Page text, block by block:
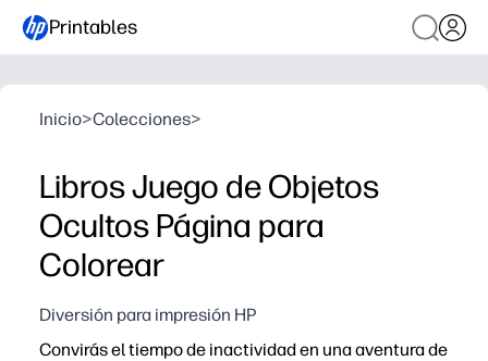
Printables
Inicio>Colecciones>
Libros Juego de Objetos
Ocultos Página para
Colorear
Diversión para impresión HP
Convirás el tiempo de inactividad en una aventura de